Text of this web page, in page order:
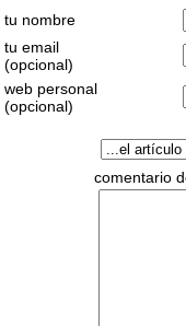
tu nombre
tu email
(opcional)
web personal
(opcional)
comentario